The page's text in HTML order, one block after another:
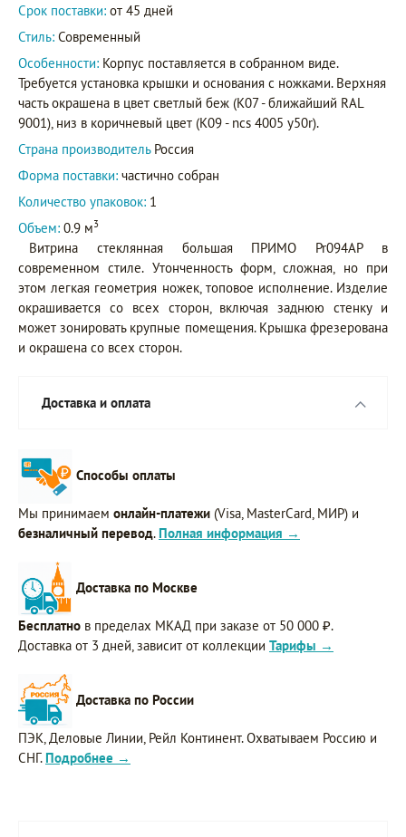
Срок поставки: от 45 дней
Стиль: Современный
Особенности: Корпус поставляется в собранном виде.
Требуется установка крышки и основания с ножками. Верхняя
часть окрашена в цвет светлый беж (K07 - ближайший RAL
9001), низ в коричневый цвет (K09 - ncs 4005 y50r).
Страна производитель Россия
Форма поставки: частично собран
Количество упаковок: 1
Объем: 0.9 м3
Витрина стеклянная большая ПРИМО Pr094AP в
современном стиле. Утонченность форм, сложная, но при
этом легкая геометрия ножек, топовое исполнение. Изделие
окрашивается со всех сторон, включая заднюю стенку и
может зонировать крупные помещения. Крышка фрезерована
и окрашена со всех сторон.
Доставка и оплата
Способы оплаты
Мы принимаем онлайн-платежи (Visa, MasterCard, МИР) и
безналичный перевод. Полная информация →
Доставка по Москве
Бесплатно в пределах МКАД при заказе от 50 000 ₽.
Доставка от 3 дней, зависит от коллекции Тарифы →
Доставка по России
ПЭК, Деловые Линии, Рейл Континент. Охватываем Россию и
СНГ. Подробнее →